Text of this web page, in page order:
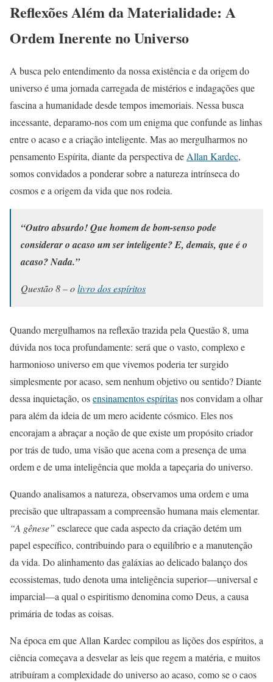
Reflexões Além da Materialidade: A
Ordem Inerente no Universo
A busca pelo entendimento da nossa existência e da origem do
universo é uma jornada carregada de mistérios e indagações que
fascina a humanidade desde tempos imemoriais. Nessa busca
incessante, deparamo-nos com um enigma que confunde as linhas
entre o acaso e a criação inteligente. Mas ao mergulharmos no
pensamento Espírita, diante da perspectiva deAllan Kardec,
somos convidados a ponderar sobre a natureza intrínseca do
cosmos e a origem da vida que nos rodeia.
“Outro absurdo! Que homem de bom-senso pode
considerar o acaso um ser inteligente? E, demais, que é o
acaso? Nada.”
Questão 8 – olivro dos espíritos
Quando mergulhamos na reflexão trazida pela Questão 8, uma
dúvida nos toca profundamente: será que o vasto, complexo e
harmonioso universo em que vivemos poderia ter surgido
simplesmente por acaso, sem nenhum objetivo ou sentido? Diante
dessa inquietação, osensinamentos espíritasnos convidam a olhar
para além da ideia de um mero acidente cósmico. Eles nos
encorajam a abraçar a noção de que existe um propósito criador
por trás de tudo, uma visão que acena com a presença de uma
ordem e de uma inteligência que molda a tapeçaria do universo.
Quando analisamos a natureza, observamos uma ordem e uma
precisão que ultrapassam a compreensão humana mais elementar.
“A gênese” esclarece que cada aspecto da criação detém um
papel específico, contribuindo para o equilíbrio e a manutenção
da vida. Do alinhamento das galáxias ao delicado balanço dos
ecossistemas, tudo denota uma inteligência superior—universal e
imparcial—a qual o espiritismo denomina como Deus, a causa
primária de todas as coisas.
Na época em que Allan Kardec compilou as lições dos espíritos, a
ciência começava a desvelar as leis que regem a matéria, e muitos
atribuíram a complexidade do universo ao acaso, como se o caos